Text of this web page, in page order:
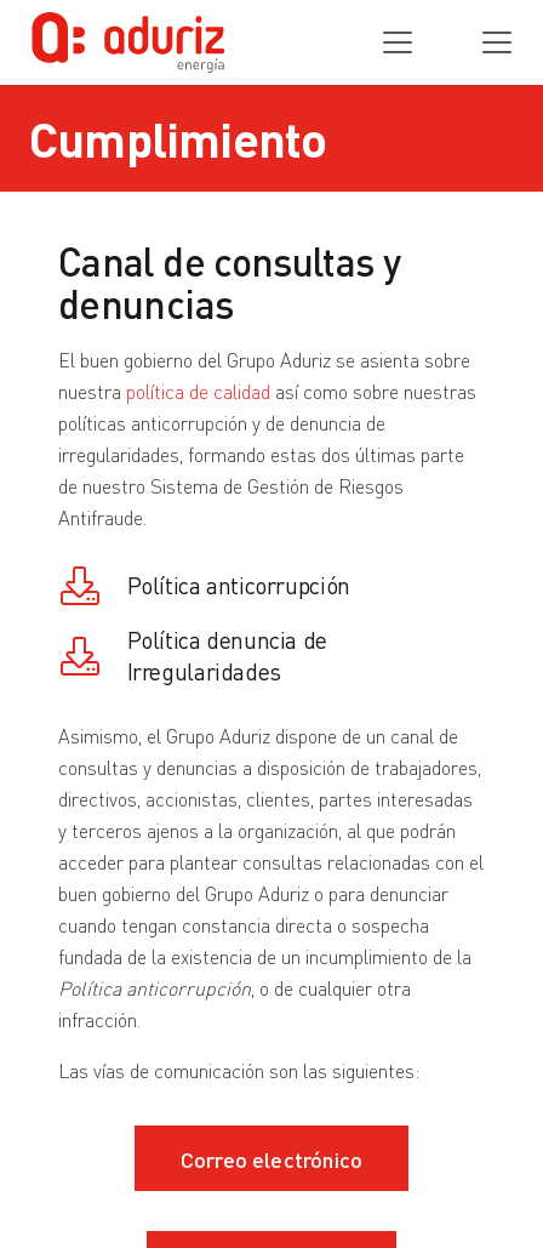
Cumplimiento
Canal de consultas y
denuncias
El buen gobierno del Grupo Aduriz se asienta sobre
nuestra política de calidad así como sobre nuestras
políticas anticorrupción y de denuncia de
irregularidades, formando estas dos últimas parte
de nuestro Sistema de Gestión de Riesgos
Antifraude.
Política anticorrupción
Política denuncia de
Irregularidades
Asimismo, el Grupo Aduriz dispone de un canal de
consultas y denuncias a disposición de trabajadores,
directivos, accionistas, clientes, partes interesadas
y terceros ajenos a la organización, al que podrán
acceder para plantear consultas relacionadas con el
buen gobierno del Grupo Aduriz o para denunciar
cuando tengan constancia directa o sospecha
fundada de la existencia de un incumplimiento de la
Política anticorrupción, o de cualquier otra
infracción.
Las vías de comunicación son las siguientes:
Correo electrónico